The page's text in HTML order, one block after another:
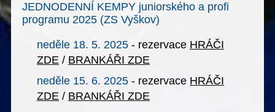
JEDNODENNÍ KEMPY juniorského a profi
programu 2025 (ZS Vyškov)
neděle 18. 5. 2025 - rezervace HRÁČI
ZDE / BRANKÁŘI ZDE
neděle 15. 6. 2025 - rezervace HRÁČI
ZDE / BRANKÁŘI ZDE